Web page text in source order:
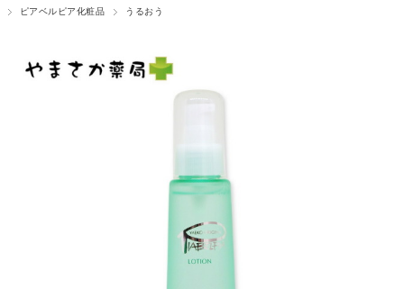
ピアベルピア化粧品
うるおう